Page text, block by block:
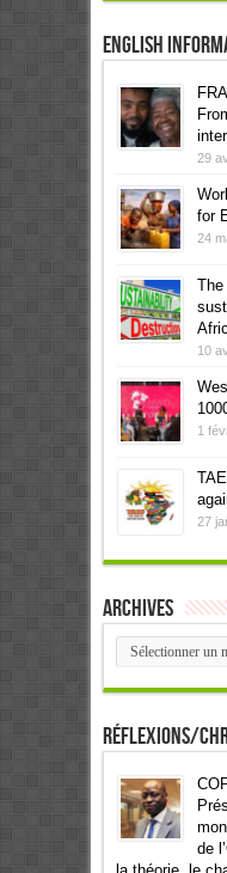
English
29
for
24
The
10
1
27
Archives
Archives
Réflexions/
de